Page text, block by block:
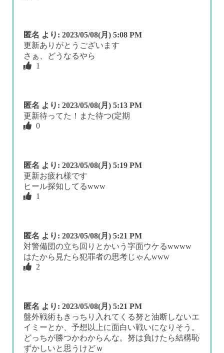
匿名 より: 2023/05/08(月) 5:08 PM
更新ありがとうございます
さぁ、どうなるやら
1
匿名 より: 2023/05/08(月) 5:13 PM
更新待ってた！また待つ(定期
0
匿名 より: 2023/05/08(月) 5:19 PM
更新お疲れ様です
ヒール探知してるwww
1
匿名 より: 2023/05/08(月) 5:21 PM
対警備団の立ち回りとかいう字面ウケるwwww
はたから見たら犯罪者の思考じゃんwww
2
匿名 より: 2023/05/08(月) 5:21 PM
盤外戦術もきっちり入れてくる努と油断しないエ
イミーとか、予想以上に面白い戦いになりそう。
どっちが勝つかわからんな。努は負けたら結構恥
ずかしいと思うけどｗ